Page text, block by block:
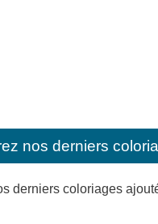
nos derniers
derniers coloriages